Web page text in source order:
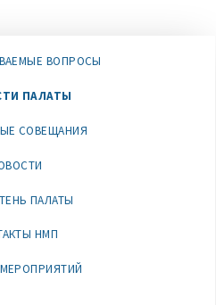
ВОПРОСЫ
ПАЛАТЫ
СОВЕЩАНИЯ
ПАЛАТЫ
НМП